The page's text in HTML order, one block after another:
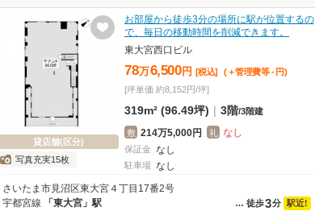
貸店舗(区分)
写真充実15枚
お部屋から徒歩3分の場所に駅が位置するの
で、毎日の移動時間を削減できます。
東大宮西口ビル
78万6,500 円 [税込] (＋管理費等 - 円)
[坪単価 約8,152円/坪]
319m² (96.49坪) | 3階/3階建
敷 214万5,000円 礼 なし
保証金 なし
駐車場 なし
さいたま市見沼区東大宮４丁目17番2号
… 徒歩3分 駅近!
宇都宮線 「東大宮」駅